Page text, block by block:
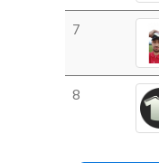
7
8